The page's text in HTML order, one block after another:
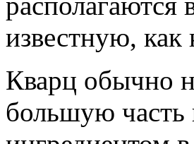
известную, как
Кварц обычно
большую часть